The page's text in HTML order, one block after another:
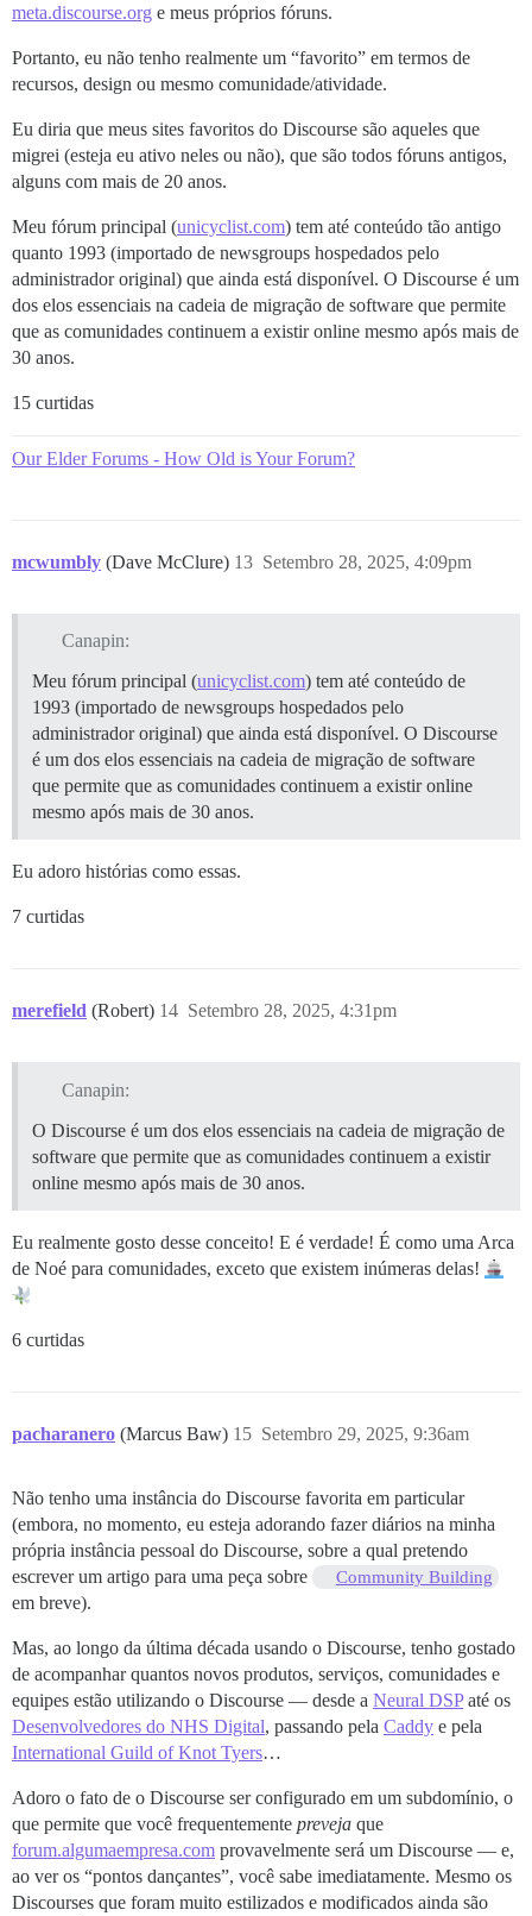
meta.discourse.org e meus próprios fóruns.
Portanto, eu não tenho realmente um “favorito” em termos de
recursos, design ou mesmo comunidade/atividade.
Eu diria que meus sites favoritos do Discourse são aqueles que
migrei (esteja eu ativo neles ou não), que são todos fóruns antigos,
alguns com mais de 20 anos.
Meu fórum principal (unicyclist.com) tem até conteúdo tão antigo
quanto 1993 (importado de newsgroups hospedados pelo
administrador original) que ainda está disponível. O Discourse é um
dos elos essenciais na cadeia de migração de software que permite
que as comunidades continuem a existir online mesmo após mais de
30 anos.
15 curtidas
Our Elder Forums - How Old is Your Forum?
mcwumbly (Dave McClure) Setembro 28, 2025, 4:09pm
13
Canapin:
Meu fórum principal (unicyclist.com) tem até conteúdo de
1993 (importado de newsgroups hospedados pelo
administrador original) que ainda está disponível. O Discourse
é um dos elos essenciais na cadeia de migração de software
que permite que as comunidades continuem a existir online
mesmo após mais de 30 anos.
Eu adoro histórias como essas.
7 curtidas
merefield (Robert) Setembro 28, 2025, 4:31pm
14
Canapin:
O Discourse é um dos elos essenciais na cadeia de migração de
software que permite que as comunidades continuem a existir
online mesmo após mais de 30 anos.
Eu realmente gosto desse conceito! E é verdade! É como uma Arca
de Noé para comunidades, exceto que existem inúmeras delas!
6 curtidas
pacharanero (Marcus Baw) Setembro 29, 2025, 9:36am
15
Não tenho uma instância do Discourse favorita em particular
(embora, no momento, eu esteja adorando fazer diários na minha
própria instância pessoal do Discourse, sobre a qual pretendo
escrever um artigo para uma peça sobre
Community Building
em breve).
Mas, ao longo da última década usando o Discourse, tenho gostado
de acompanhar quantos novos produtos, serviços, comunidades e
equipes estão utilizando o Discourse — desde a Neural DSPaté os
Desenvolvedores do NHS Digital, passando pela Caddy e pela
International Guild of Knot Tyers…
Adoro o fato de o Discourse ser configurado em um subdomínio, o
que permite que você frequentemente preveja que
forum.algumaempresa.com provavelmente será um Discourse — e,
ao ver os “pontos dançantes”, você sabe imediatamente. Mesmo os
Discourses que foram muito estilizados e modificados ainda são